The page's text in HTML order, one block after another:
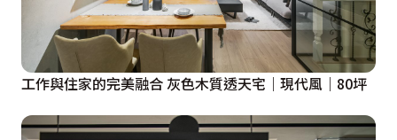
工作與住家的完美融合 灰色木質透天宅｜現代風｜80坪